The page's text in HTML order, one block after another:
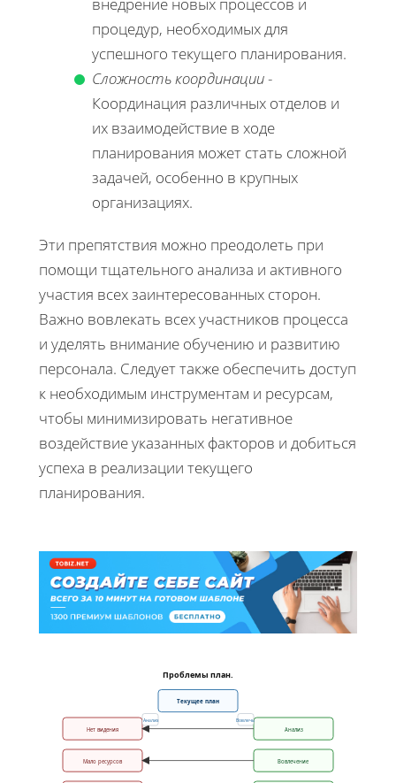
процедур, необходимых для
успешного текущего планирования.
Сложность координации-
Координация различных отделов и
их взаимодействие в ходе
планирования может стать сложной
задачей, особенно в крупных
организациях.
Эти препятствия можно преодолеть при
помощи тщательного анализа и активного
участия всех заинтересованных сторон.
Важно вовлекать всех участников процесса
и уделять внимание обучению и развитию
персонала. Следует также обеспечить доступ
к необходимым инструментам и ресурсам,
чтобы минимизировать негативное
воздействие указанных факторов и добиться
успеха в реализации текущего
планирования.
Проблемы план.
Текущее план
Нет видения
Мало ресурсов
Анализ
Вовлечение
Анализ Вовлечь